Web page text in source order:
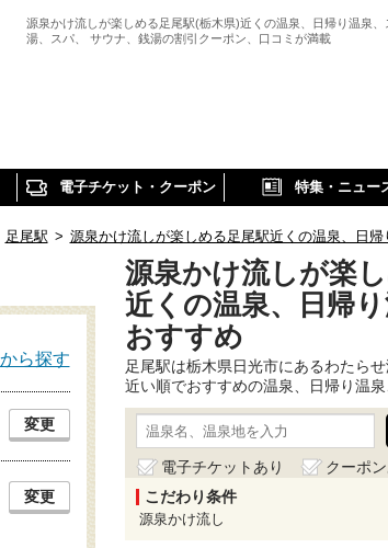
源泉かけ流しが楽しめる足尾駅(栃木県)近くの温泉、日帰り温泉、
湯、スパ、 サウナ、銭湯の割引クーポン、口コミが満載
電子チケット・クーポン 特集・ニュー
足尾駅 > 源泉かけ流しが楽しめる足尾駅近くの温泉、日
源泉かけ流しが楽
近くの温泉、日帰
おすすめ
足尾駅は栃木県日光市にあるわたら
近い順でおすすめの温泉、日帰り温
電子チケットあり クーポ
こだわり条件
源泉かけ流し
ら探す
変更
変更